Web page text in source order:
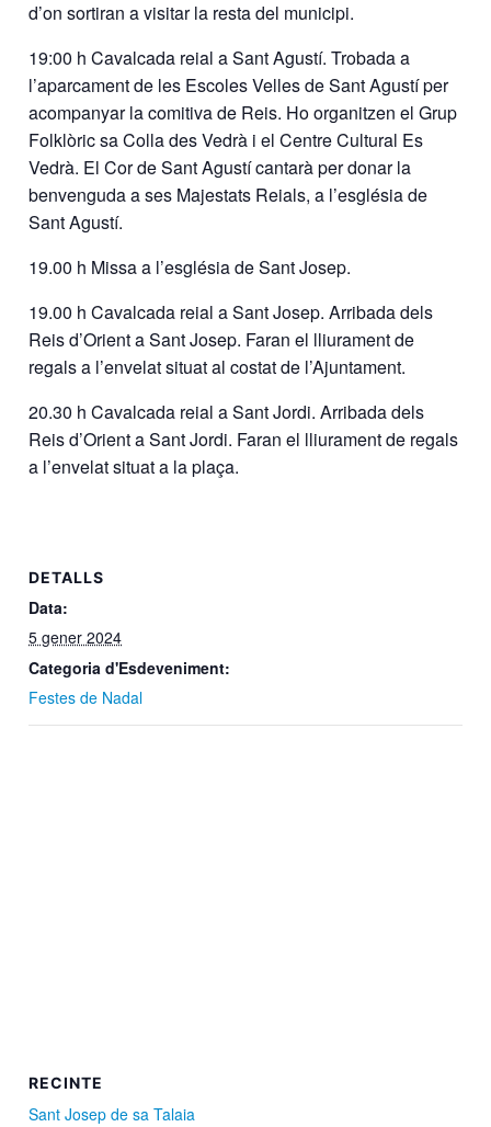
d’on sortiran a visitar la resta del municipi.
19:00 h Cavalcada reial a Sant Agustí. Trobada a
l’aparcament de les Escoles Velles de Sant Agustí per
acompanyar la comitiva de Reis. Ho organitzen el Grup
Folklòric sa Colla des Vedrà i el Centre Cultural Es
Vedrà. El Cor de Sant Agustí cantarà per donar la
benvenguda a ses Majestats Reials, a l’església de
Sant Agustí.
19.00 h Missa a l’església de Sant Josep.
19.00 h Cavalcada reial a Sant Josep. Arribada dels
Reis d’Orient a Sant Josep. Faran el lliurament de
regals a l’envelat situat al costat de l’Ajuntament.
20.30 h Cavalcada reial a Sant Jordi. Arribada dels
Reis d’Orient a Sant Jordi. Faran el lliurament de regals
a l’envelat situat a la plaça.
DETALLS
Data:
5 gener 2024
Categoria d'Esdeveniment:
Festes de Nadal
RECINTE
Sant Josep de sa Talaia